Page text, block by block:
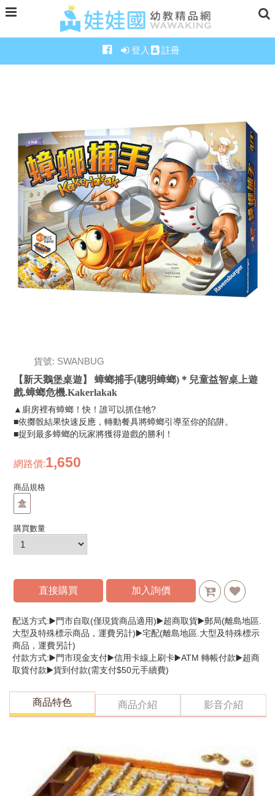
登入 註冊
貨號: SWANBUG
【新天鵝堡桌遊】 蟑螂捕手(聰明蟑螂)＊兒童益智桌上遊
戲.蟑螂危機.Kakerlakak
▲廚房裡有蟑螂！快！誰可以抓住牠?
■依擲骰結果快速反應，轉動餐具將蟑螂引導至你的陷阱。
■捉到最多蟑螂的玩家將獲得遊戲的勝利！
網路價:1,650
商品規格
盒
購買數量
直接購買 加入詢價
配送方式:▶️門市自取(僅現貨商品適用)▶️超商取貨▶️郵局(離島地區.
大型及特殊標示商品，運費另計)▶️宅配(離島地區.大型及特殊標示
商品，運費另計)
付款方式:▶️門市現金支付▶️信用卡線上刷卡▶️ATM 轉帳付款▶️超商
取貨付款▶️貨到付款(需支付$50元手續費)
商品特色 商品介紹 影音介紹